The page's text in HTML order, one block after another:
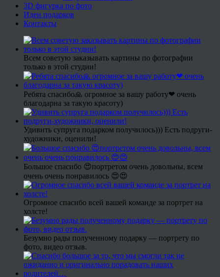
3D фигурка по фото
Идеи подарков
Контакты
Всем советую заказывать картины по фотографии
только в этой студии!
Ребята спасибо🙏 огромное за вашу работу❤ очень
благодарна за такую красоту)
Удивить супруга подарком получилось))) Есть подруги-
художники, оценили!
Большое спасибо 😍портретом очень довольны, всем
очень очень понравилось 😍😍
Огромное спасибо всей вашей команде за портрет на
холсте!
Безумно рады полученному подарку — портрету по
фото, видео отзыв.